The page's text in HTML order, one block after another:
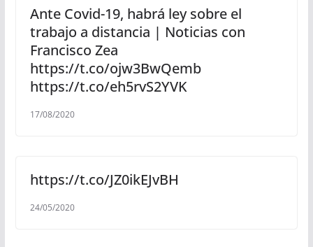
Ante Covid-19, habrá ley sobre el
trabajo a distancia | Noticias con
Francisco Zea
https://t.co/ojw3BwQemb
https://t.co/eh5rvS2YVK
17/08/2020
https://t.co/JZ0ikEJvBH
24/05/2020